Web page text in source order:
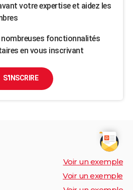
votre expertise et aidez les
fonctionnalités
en vous inscrivant
S'INSCRIRE
Voir un exemple
Voir un exemple